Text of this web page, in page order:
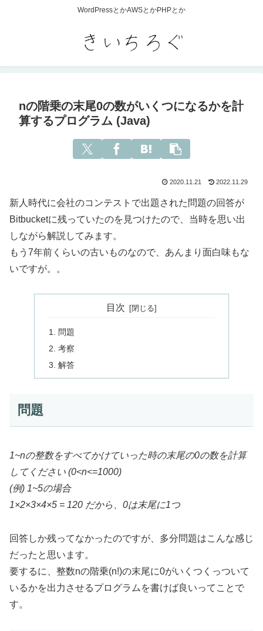
WordPressとかAWSとかPHPとか
nの階乗の末尾0の数がいくつになるかを計
算するプログラム (Java)
2020.11.21 2022.11.29
新人時代に会社のコンテストで出題された問題の回答が
Bitbucketに残っていたのを見つけたので、当時を思い出
しながら解説してみます。
もう7年前くらいの古いものなので、あんまり面白味もな
いですが。。
目次
問題
考察
解答
問題
1~nの整数をすべてかけていった時の末尾の0の数を計算
してください (0<n<=1000)
(例) 1~5の場合
1×2×3×4×5 = 120 だから、0は末尾に1つ
回答しか残ってなかったのですが、多分問題はこんな感じ
だったと思います。
要するに、整数nの階乗(n!)の末尾に0がいくつくっついて
いるかを出力させるプログラムを書けば良いってことで
す。